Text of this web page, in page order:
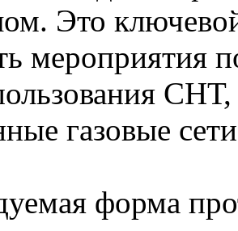
Это
мероприятия
СНТ,
газовые
форма